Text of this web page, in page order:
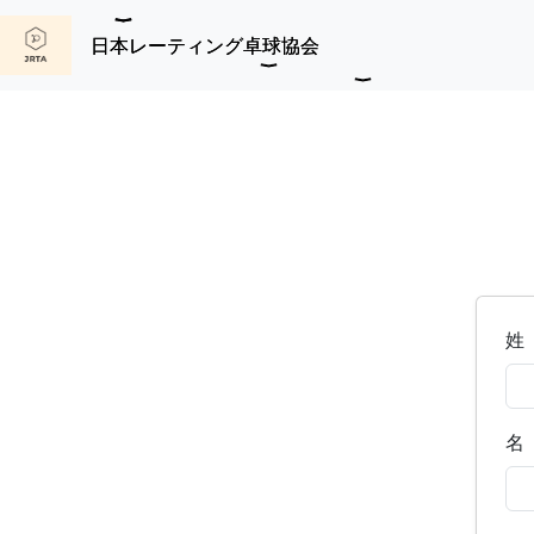
日本レーティング卓球協会
姓
名